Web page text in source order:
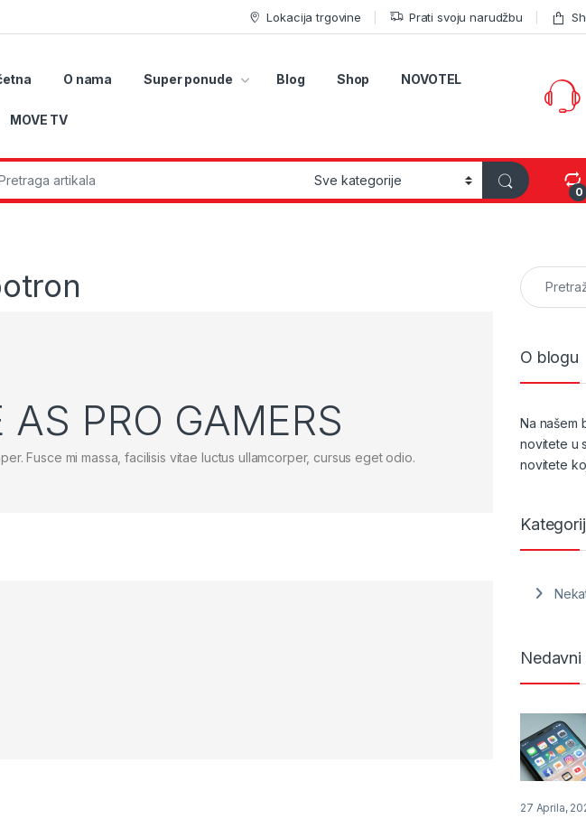
Lokacija trgovine Prati svoju narudžbu
O nama Super ponude Blog Shop NOVOTEL
MOVE TV
for:
0
AS PRO GAMERS
Fusce mi massa, facilisis vitae luctus ullamcorper, cursus eget odio.
Pretraga:
O blogu
Na našem
novitete u
novitete
Nedavni
27 Aprila,